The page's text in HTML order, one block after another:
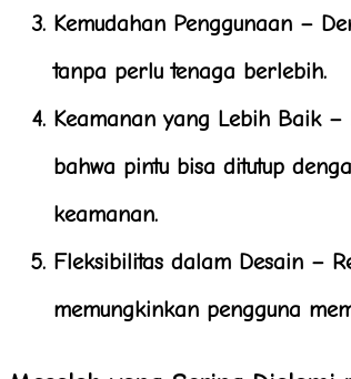
Kemudahan Penggunaan –
tanpa perlu tenaga berlebih.
Keamanan yang Lebih Baik–
bahwa pintu bisa ditutup
keamanan.
Fleksibilitas dalam Desain –
memungkinkan pengguna